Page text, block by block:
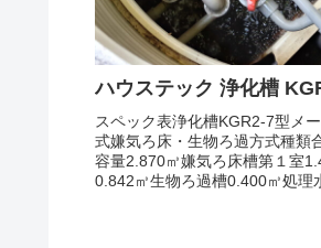
ハウステック 浄化槽
スペック表浄化槽KGR2-7型メ
式嫌気ろ床・生物ろ過方式種類
容量2.870㎥嫌気ろ床槽第１室
0.842㎥生物ろ過槽0.400㎥処理